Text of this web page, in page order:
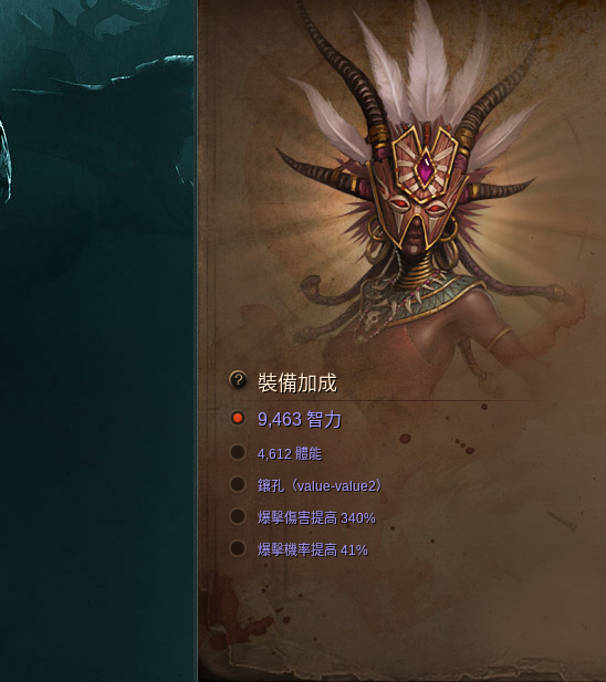
裝備加成
9,463 智力
4,612 體能
鑲孔（value-value2）
爆擊傷害提高 340%
爆擊機率提高 41%